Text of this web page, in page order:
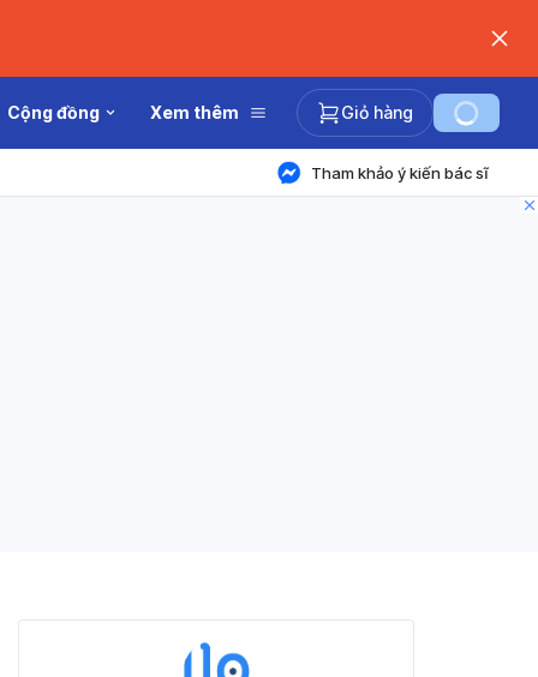
Cộng đồng Xem thêm Giỏ hàng
Tham khảo ý kiến bác sĩ